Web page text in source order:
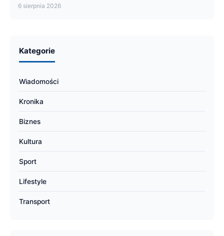
6 sierpnia 2026
Kategorie
Wiadomości
Kronika
Biznes
Kultura
Sport
Lifestyle
Transport